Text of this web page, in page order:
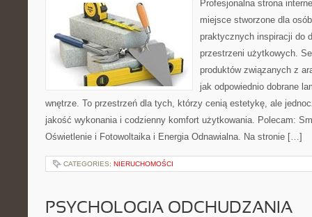
Profesjonalna strona
miejsce stworzone dla
praktycznych inspiracji do
przestrzeni użytkowych.
produktów związanych z
jak odpowiednio dobrane
wnętrze. To przestrzeń dla tych, którzy cenią estetykę, ale
jakość wykonania i codzienny komfort użytkowania. Polecam:
Oświetlenie i Fotowoltaika i Energia Odnawialna. Na stronie […]
CATEGORIES: NIERUCHOMOŚCI
PSYCHOLOGIA ODCHUDZANIA